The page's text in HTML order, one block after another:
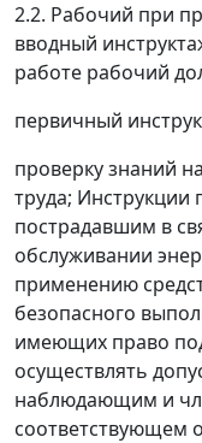
2.2. Рабочий при
вводный
работе рабочий
первичный
проверку знаний
труда;
пострадавшим в
обслуживании
применению
безопасного
имеющих право
осуществлять
наблюдающим и
соответствующем